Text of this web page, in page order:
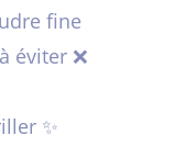
fine
éviter ❌
✨